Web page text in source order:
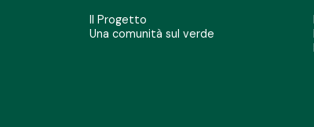
Il Progetto
Una comunità sul verde